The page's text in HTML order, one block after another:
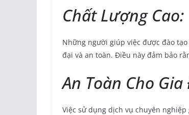
Chất Lượng Cao:
Những người giúp việc được đào
đại và an toàn. Điều này đảm bảo
An Toàn Cho
Việc sử dụng dịch vụ chuyên